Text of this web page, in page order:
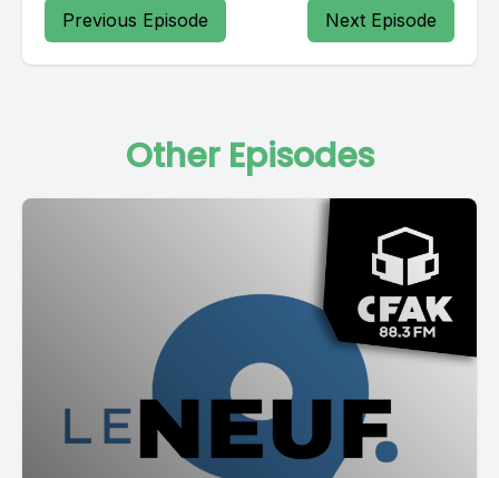
Previous Episode Next Episode
Other Episodes